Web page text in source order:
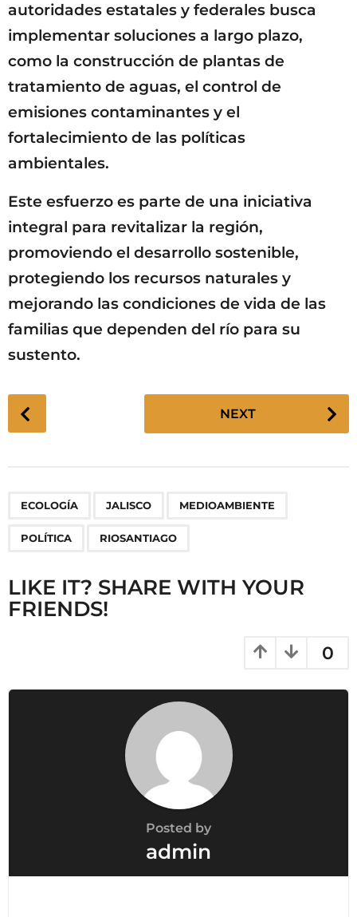
autoridades estatales y federales busca
implementar soluciones a largo plazo,
como la construcción de plantas de
tratamiento de aguas, el control de
emisiones contaminantes y el
fortalecimiento de las políticas
ambientales.
Este esfuerzo es parte de una iniciativa
integral para revitalizar la región,
promoviendo el desarrollo sostenible,
protegiendo los recursos naturales y
mejorando las condiciones de vida de las
familias que dependen del río para su
sustento.
P
o
n
a
t
n
NEXT
ECOLOGÍA JALISCO MEDIOAMBIENTE
POLÍTICA RIOSANTIAGO
LIKE IT? SHARE WITH YOUR
FRIENDS!
0
Posted by
admin